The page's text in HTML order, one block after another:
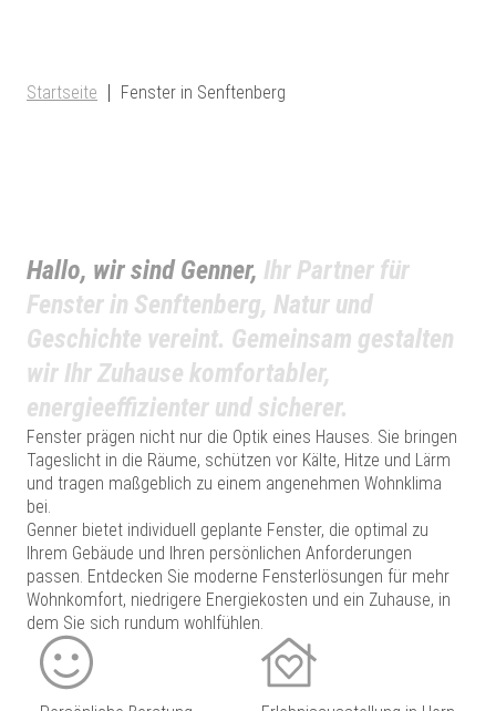
Startseite Fenster in Senftenberg
Hallo, wir sind Genner, Ihr Partner für
Fenster in Senftenberg, Natur und
Geschichte vereint. Gemeinsam gestalten
wir Ihr Zuhause komfortabler,
energieeffizienter und sicherer.
Fenster prägen nicht nur die Optik eines Hauses. Sie bringen
Tageslicht in die Räume, schützen vor Kälte, Hitze und Lärm
und tragen maßgeblich zu einem angenehmen Wohnklima
bei.
Genner bietet individuell geplante Fenster, die optimal zu
Ihrem Gebäude und Ihren persönlichen Anforderungen
passen. Entdecken Sie moderne Fensterlösungen für mehr
Wohnkomfort, niedrigere Energiekosten und ein Zuhause, in
dem Sie sich rundum wohlfühlen.